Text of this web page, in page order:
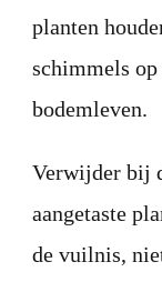
planten
schimmels
bodemleven.
Verwijder bij
aangetaste
de vuilnis,